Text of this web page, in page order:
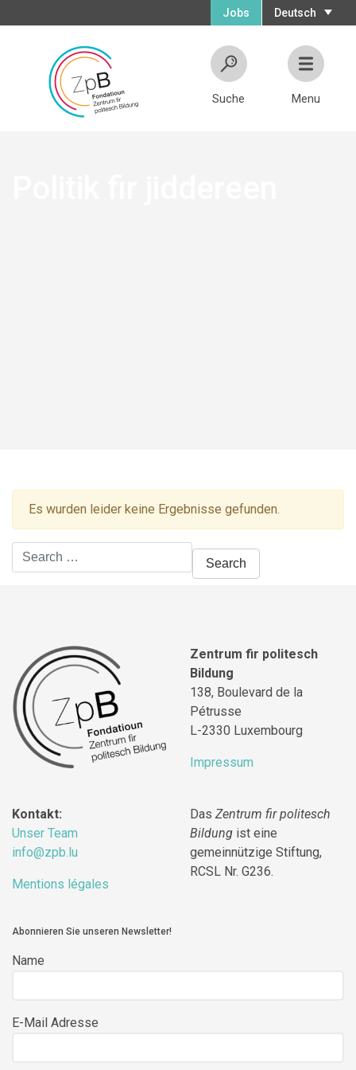
Deutsch
Jobs
Suche Menu
Es wurden leider keine Ergebnisse gefunden.
Search
for:
Zentrum fir politesch
Bildung
138, Boulevard de la
Pétrusse
L-2330 Luxembourg
Impressum
Kontakt:
Unser Team
info@zpb.lu
Mentions légales
Das Zentrum fir politesch
Bildung ist eine
gemeinnützige Stiftung,
RCSL Nr. G236.
Abonnieren Sie unseren Newsletter!
Name
E-Mail Adresse